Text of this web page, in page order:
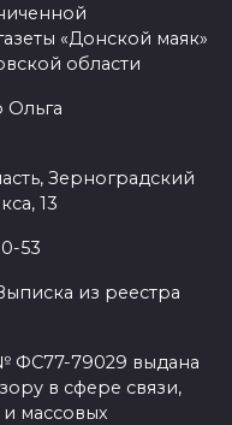
«Донской маяк»
области
Ольга
Зерноградский
13
53
из реестра
ФС77-79029 выдана
в сфере связи,
массовых